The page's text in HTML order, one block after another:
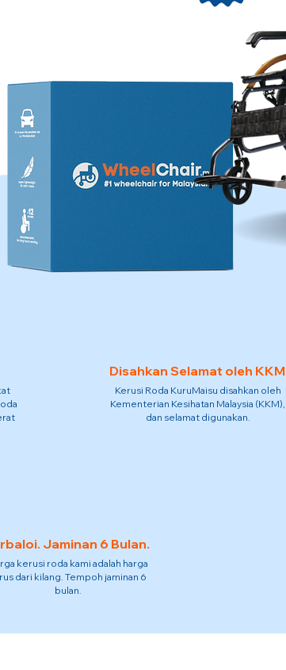
Disahkan Selamat oleh KKM
Kerusi Roda KuruMaisu disahkan oleh
Kementerian Kesihatan Malaysia (KKM),
dan selamat digunakan.
Jaminan 6 Bulan.
kerusi roda kami adalah harga
dari kilang. Tempoh jaminan 6
bulan.